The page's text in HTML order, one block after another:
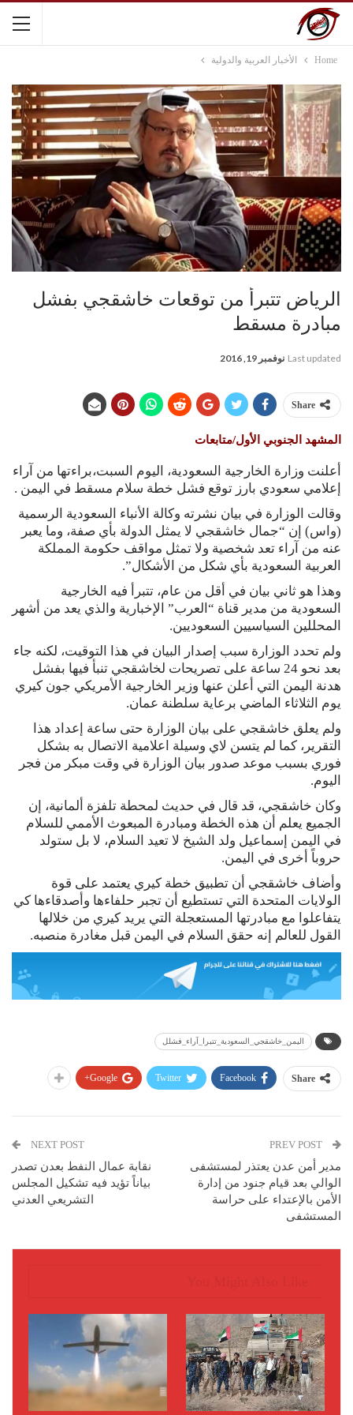
Home الأخبار العربية والدولية
الرياض تتبرأ من توقعات خاشقجي بفشل
مبادرة مسقط
Last updated نوفمبر 19, 2016
Share
المشهد الجنوبي الأول/متابعات
أعلنت وزارة الخارجية السعودية، اليوم السبت،براءتها من آراء
إعلامي سعودي بارز توقع فشل خطة سلام مسقط في اليمن .
وقالت الوزارة في بيان نشرته وكالة الأنباء السعودية الرسمية
(واس) إن “جمال خاشقجي لا يمثل الدولة بأي صفة، وما يعبر
عنه من آراء تعد شخصية ولا تمثل مواقف حكومة المملكة
العربية السعودية بأي شكل من الأشكال”.
وهذا هو ثاني بيان في أقل من عام، تتبرأ فيه الخارجية
السعودية من مدير قناة “العرب” الإخبارية والذي يعد من أشهر
المحللين السياسيين السعوديين.
ولم تحدد الوزارة سبب إصدار البيان في هذا التوقيت، لكنه جاء
بعد نحو 24 ساعة على تصريحات لخاشقجي تنبأ فيها بفشل
هدنة اليمن التي أعلن عنها وزير الخارجية الأمريكي جون كيري
يوم الثلاثاء الماضي برعاية سلطنة عمان.
ولم يعلق خاشقجي على بيان الوزارة حتى ساعة إعداد هذا
التقرير، كما لم يتسن لاي وسيلة اعلامية الاتصال به بشكل
فوري بسبب موعد صدور بيان الوزارة في وقت مبكر من فجر
اليوم.
وكان خاشقجي، قد قال في حديث لمحطة تلفزة ألمانية، إن
الجميع يعلم أن هذه الخطة ومبادرة المبعوث الأممي للسلام
في اليمن إسماعيل ولد الشيخ لا تعيد السلام، لا بل ستولد
حروباً أخرى في اليمن.
وأضاف خاشقجي أن تطبيق خطة كيري يعتمد على قوة
الولايات المتحدة التي تستطيع أن تجبر حلفاءها وأصدقاءها كي
يتفاعلوا مع مبادرتها المستعجلة التي يريد كيري من خلالها
القول للعالم إنه حقق السلام في اليمن قبل مغادرة منصبه.
اليمن_خاشقجي_السعودية_تتبرا_آراء_فشلل
Share
Facebook
Twitter
Google+
مدير أمن عدن يعتذر لمستشفى
الوالي بعد قيام جنود من إدارة
الأمن بالإعتداء على حراسة
المستشفى
NEXT POST
نقابة عمال النفط بعدن تصدر
بياناً تؤيد فيه تشكيل المجلس
التشريعي العدني